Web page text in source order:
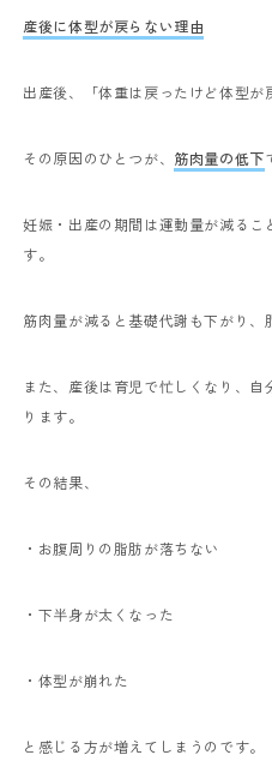
産後に体型が戻らない理由
出産後、「体重は戻ったけど体型が
その原因のひとつが、 筋肉量の低下
妊娠・出産の期間は運動量が減る
す。
筋肉量が減ると基礎代謝も下がり、
また、産後は育児で忙しくなり、
ります。
その結果、
・お腹周りの脂肪が落ちない
・下半身が太くなった
・体型が崩れた
と感じる方が増えてしまうのです。